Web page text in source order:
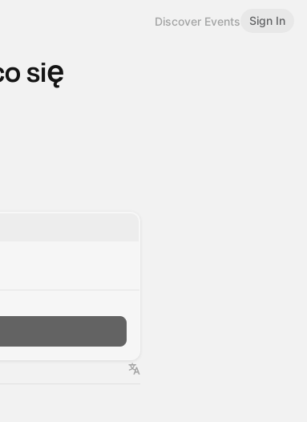
Discover Events Sign In
się